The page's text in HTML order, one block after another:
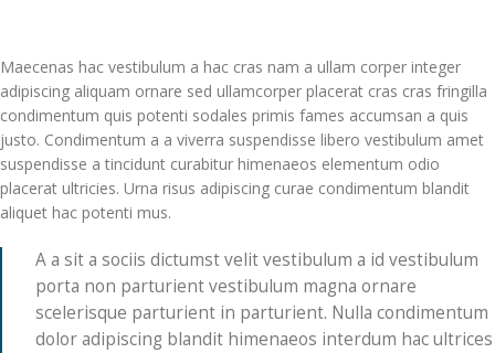
Maecenas hac vestibulum a hac cras nam a ullam corper integer
adipiscing aliquam ornare sed ullamcorper placerat cras cras fringilla
condimentum quis potenti sodales primis fames accumsan a quis
justo. Condimentum a a viverra suspendisse libero vestibulum amet
suspendisse a tincidunt curabitur himenaeos elementum odio
placerat ultricies. Urna risus adipiscing curae condimentum blandit
aliquet hac potenti mus.
A a sit a sociis dictumst velit vestibulum a id vestibulum
porta non parturient vestibulum magna ornare
scelerisque parturient in parturient. Nulla condimentum
dolor adipiscing blandit himenaeos interdum hac ultrices